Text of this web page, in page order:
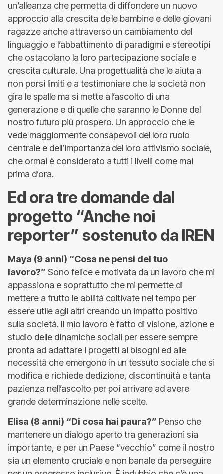
un’alleanza che permetta di diffondere un nuovo
approccio alla crescita delle bambine e delle giovani
ragazze anche attraverso un cambiamento del
linguaggio e l’abbattimento di paradigmi e stereotipi
che ostacolano la loro partecipazione sociale e
crescita culturale. Una progettualità che le aiuta a
non porsi limiti e a testimoniare che la società non
gira le spalle ma si mette all’ascolto di una
generazione e di quelle che saranno le Donne del
nostro futuro più prospero. Un approccio che le
vede maggiormente consapevoli del loro ruolo
centrale e dell’importanza del loro attivismo sociale,
che ormai è considerato a tutti i livelli come mai
prima d’ora.
Ed ora tre domande dal
progetto “Anche noi
reporter” sostenuto da IREN
Maya (9 anni) “Cosa ne pensi del tuo
lavoro?” Sono felice e motivata da un lavoro che mi
appassiona e soprattutto che mi permette di
mettere a frutto le abilità coltivate nel tempo per
essere utile agli altri creando un impatto positivo
sulla società. Il mio lavoro è fatto di visione, azione e
studio delle dinamiche sociali per essere sempre
pronta ad adattare i progetti ai bisogni ed alle
necessità che emergono in un tessuto sociale che si
modifica e richiede dedizione, discontinuità e tanta
pazienza nell’ascolto per poi arrivare ad avere
grande determinazione nelle scelte.
Elisa (8 anni) “Di cosa hai paura?” Penso che
mantenere un dialogo aperto tra generazioni sia
importante, e per un Paese “vecchio” come il nostro
sia un elemento cruciale e non banale da perseguire